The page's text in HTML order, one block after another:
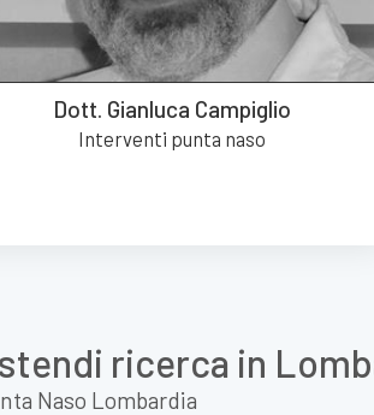
Dott. Gianluca Campiglio
Interventi punta naso
ricerca in
Naso Lombardia